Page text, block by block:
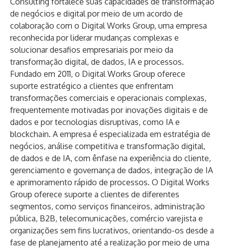
de negócios e digital por meio de um acordo de
colaboração com o Digital Works Group, uma empresa
reconhecida por liderar mudanças complexas e
solucionar desafios empresariais por meio da
transformação digital, de dados, IA e processos.
Fundado em 2011, o Digital Works Group oferece
suporte estratégico a clientes que enfrentam
transformações comerciais e operacionais complexas,
frequentemente motivadas por inovações digitais e de
dados e por tecnologias disruptivas, como IA e
blockchain. A empresa é especializada em estratégia de
negócios, análise competitiva e transformação digital,
de dados e de IA, com ênfase na experiência do cliente,
gerenciamento e governança de dados, integração de IA
e aprimoramento rápido de processos. O Digital Works
Group oferece suporte a clientes de diferentes
segmentos, como serviços financeiros, administração
pública, B2B, telecomunicações, comércio varejista e
organizações sem fins lucrativos, orientando-os desde a
fase de planejamento até a realização por meio de uma